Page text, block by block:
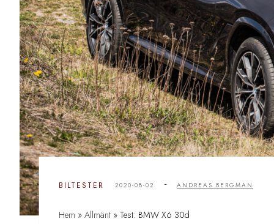
BILTESTER 2020-08-02 - ANDREAS BERGMAN
Hem » Allmänt » Test: BMW X6 30d